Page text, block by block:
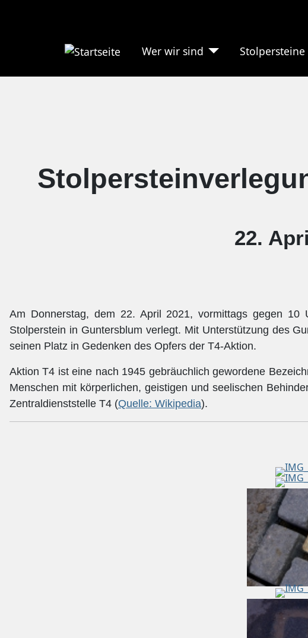
Wer wir sind
22.
Am Donnerstag, dem 22. April 2021, vormittags gegen
Stolperstein in Guntersblum verlegt. Mit Unterstützung des
seinen Platz in Gedenken des Opfers der T4-Aktion.
Aktion T4 ist eine nach 1945 gebräuchlich gewordene
Menschen mit körperlichen, geistigen und seelischen
Zentraldienststelle T4 (Quelle: Wikipedia).